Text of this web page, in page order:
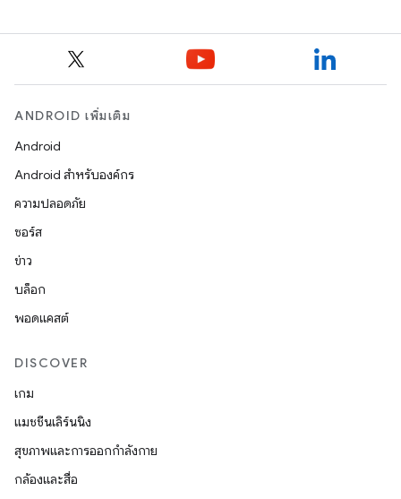
ANDROID เพิ่มเติม
Android
Android สำหรับองค์กร
ความปลอดภัย
ซอร์ส
ข่าว
บล็อก
พอดแคสต์
DISCOVER
เกม
แมชชีนเลิร์นนิง
สุขภาพและการออกกำลังกาย
กล้องและสื่อ